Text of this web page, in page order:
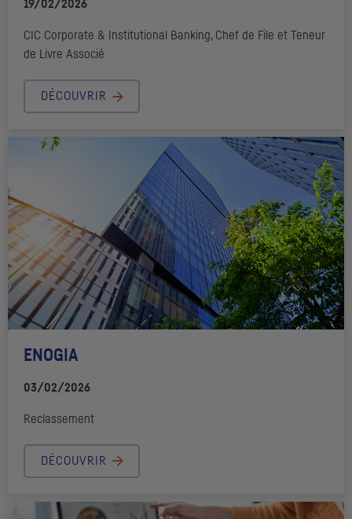
19/02/2026
CIC Corporate & Institutional
Banking, Chef de File et Teneur
de Livre Associé
DÉCOUVRIR
ENOGIA
03/02/2026
Reclassement
DÉCOUVRIR